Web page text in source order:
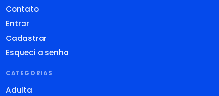
Contato
Entrar
Cadastrar
Esqueci a senha
CATEGORIAS
Adulta